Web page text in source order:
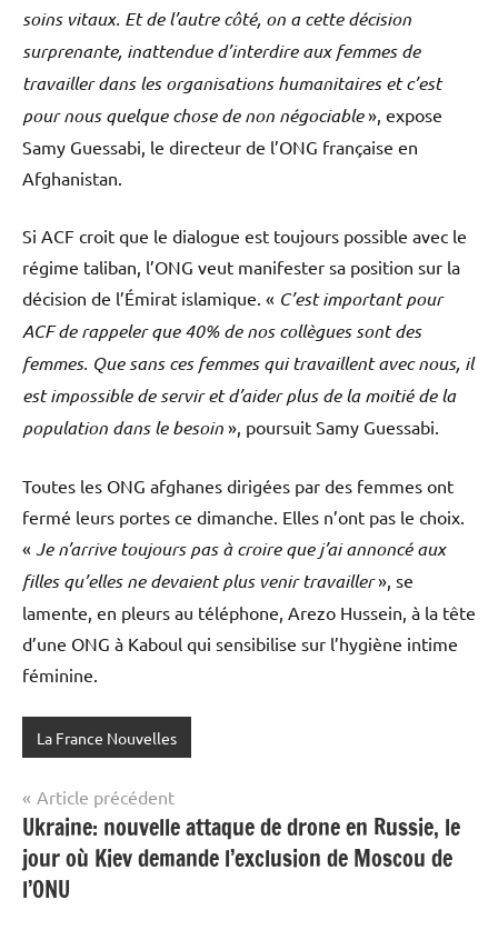
soins vitaux. Et de l’autre côté, on a cette décision
surprenante, inattendue d’interdire aux femmes de
travailler dans les organisations humanitaires et c’est
pour nous quelque chose de non négociable», expose
Samy Guessabi, le directeur de l’ONG française en
Afghanistan.
Si ACF croit que le dialogue est toujours possible avec le
régime taliban, l’ONG veut manifester sa position sur la
décision de l’Émirat islamique. « C’est important pour
ACF de rappeler que 40% de nos collègues sont des
femmes. Que sans ces femmes qui travaillent avec nous, il
est impossible de servir et d’aider plus de la moitié de la
population dans le besoin », poursuit Samy Guessabi.
Toutes les ONG afghanes dirigées par des femmes ont
fermé leurs portes ce dimanche. Elles n’ont pas le choix.
« Je n’arrive toujours pas à croire que j’ai annoncé aux
filles qu’elles ne devaient plus venir travailler», se
lamente, en pleurs au téléphone, Arezo Hussein, à la tête
d’une ONG à Kaboul qui sensibilise sur l’hygiène intime
féminine.
La France Nouvelles
Navigation
de
l’article
Article précédent
Ukraine: nouvelle attaque de drone en Russie, le
jour où Kiev demande l’exclusion de Moscou de
l’ONU